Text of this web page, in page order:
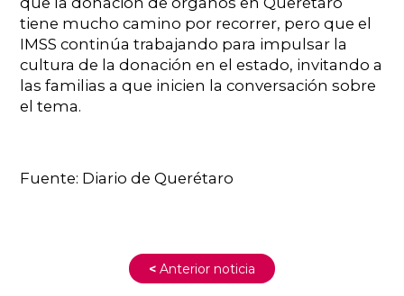
tiene mucho camino por recorrer, pero que el
IMSS continúa trabajando para impulsar la
cultura de la donación en el estado, invitando a
las familias a que inicien la conversación sobre
el tema.
Fuente: Diario de Querétaro
< Anterior noticia